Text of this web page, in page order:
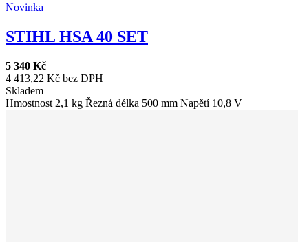
Novinka
STIHL HSA 40 SET
5 340 Kč
4 413,22 Kč bez DPH
Skladem
Hmostnost 2,1 kg Řezná délka 500 mm Napětí 10,8 V